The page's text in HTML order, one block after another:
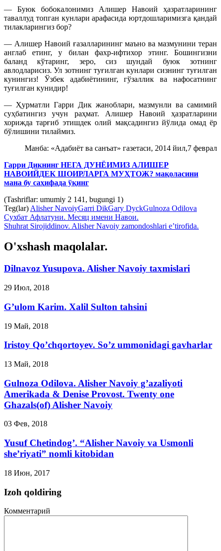
— Буюк бобокалонимиз Алишер Навоий ҳазратларининг
таваллуд топган кунлари арафасида юртдошларимизга қандай
тилакларингиз бор?
— Алишер Навоий ғазалларининг маъно ва мазмунини теран
англаб етинг, у билан фахр-ифтихор этинг. Бошингизни
баланд кўтаринг, зеро, сиз шундай буюк зотнинг
авлодларисиз. Ул зотнинг туғилган кунлари сизнинг туғилган
кунингиз! Ўзбек адабиётининг, гўзаллик ва нафосатнинг
туғилган кунидир!
— Ҳурматли Гарри Дик жаноблари, мазмунли ва самимий
суҳбатингиз учун раҳмат. Алишер Навоий ҳазратларини
хорижда тарғиб этишдек олий мақсадингиз йўлида омад ёр
бўлишини тилаймиз.
Манба: «Адабиёт ва санъат» газетаси, 2014 йил,7 феврал
Гарри Дикнинг НЕГА ДУНЁИМИЗ АЛИШЕР
НАВОИЙДЕК ШОИРЛАРГА МУҲТОЖ? мақоласини
мана бу саҳифада ўқинг
(Tashriflar: umumiy 2 141, bugungi 1)
Teg(lar) Alisher NavoiyGarri DikGary DyckGulnoza Odilova
Сухбат Афлатуни. Месяц имени Навои.
Shuhrat Sirojiddinov. Alisher Navoiy zamondoshlari e’tirofida.
O'xshash maqolalar.
Dilnavoz Yusupova. Alisher Navoiy taxmislari
29 Июл, 2018
G’ulom Karim. Xalil Sulton tahsini
19 Май, 2018
Iristoy Qo’chqortoyev. So’z ummonidagi gavharlar
13 Май, 2018
Gulnoza Odilova. Alisher Navoiy g’azaliyoti
Amerikada & Denise Provost. Twenty one
Ghazals(of) Alisher Navoiy
03 Фев, 2018
Yusuf Chetindog’. “Alisher Navoiy va Usmonli
she’riyati” nomli kitobidan
18 Июн, 2017
Izoh qoldiring
Комментарий